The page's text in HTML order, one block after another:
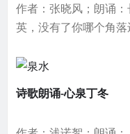
作者：张晓风；朗诵
英，没有了你哪个角
诗歌朗诵-心泉丁冬